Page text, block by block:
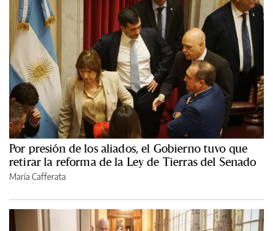
Por presión de los aliados, el Gobierno tuvo que
retirar la reforma de la Ley de Tierras del Senado
María Cafferata